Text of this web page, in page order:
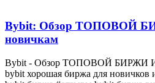
Bybit: Обзор ТОПОВОЙ
новичкам
Bybit - Обзор ТОПОВОЙ БИРЖИ
bybit хорошая биржа для новичков